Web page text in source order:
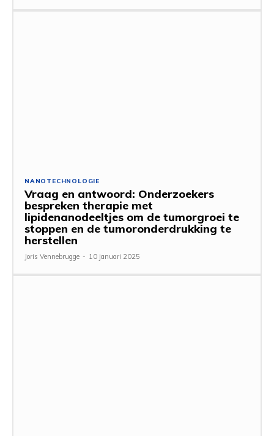
NANOTECHNOLOGIE
Vraag en antwoord: Onderzoekers
bespreken therapie met
lipidenanodeeltjes om de tumorgroei te
stoppen en de tumoronderdrukking te
herstellen
Joris Vennebrugge - 10 januari 2025